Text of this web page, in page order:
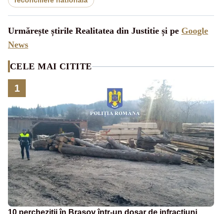
Urmărește știrile Realitatea din Justitie și pe Google
News
CELE MAI CITITE
1
10 perchezitii în Braşov într-un dosar de infracţiuni